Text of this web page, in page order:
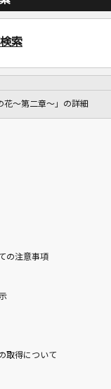
索
花～第二章～」の詳細
の注意事項
取得について